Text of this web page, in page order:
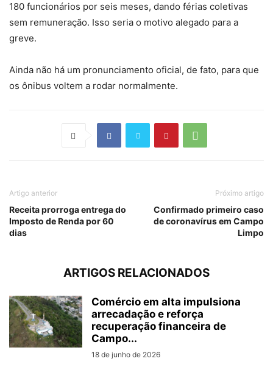
180 funcionários por seis meses, dando férias coletivas
sem remuneração. Isso seria o motivo alegado para a
greve.
Ainda não há um pronunciamento oficial, de fato, para que
os ônibus voltem a rodar normalmente.
Artigo anterior
Receita prorroga entrega do
Imposto de Renda por 60
dias
Próximo artigo
Confirmado primeiro caso
de coronavírus em Campo
Limpo
ARTIGOS RELACIONADOS
Comércio em alta impulsiona
arrecadação e reforça
recuperação financeira de
Campo...
18 de junho de 2026